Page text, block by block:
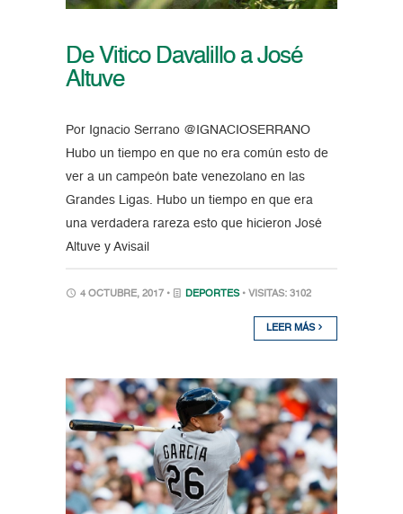
De Vitico Davalillo a José
Altuve
Por Ignacio Serrano @IGNACIOSERRANO
Hubo un tiempo en que no era común esto de
ver a un campeón bate venezolano en las
Grandes Ligas. Hubo un tiempo en que era
una verdadera rareza esto que hicieron José
Altuve y Avisail
4 OCTUBRE, 2017 • DEPORTES • VISITAS: 3102
LEER MÁS